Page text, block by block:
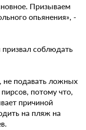
Призываем
опьянения», -
соблюдать
не подавать ложных
потому что,
причиной
на пляж на